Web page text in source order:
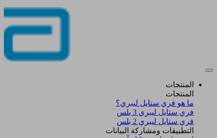
المنتجات
المنتجات
ما هو فري ستايل ليبري؟
فري ستايل ليبري 3 بلس​
فري ستايل ليبري 2 بلس​
التطبيقات ومشاركة البيانات